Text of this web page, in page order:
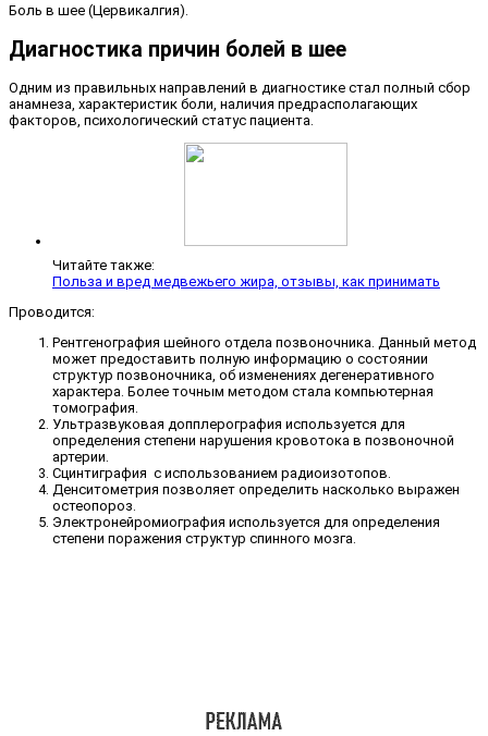
Боль в шее (Цервикалгия).
Диагностика причин болей в шее
Одним из правильных направлений в диагностике стал полный сбор
анамнеза, характеристик боли, наличия предрасполагающих
факторов, психологический статус пациента.
Читайте также:
Польза и вред медвежьего жира, отзывы, как принимать
Проводится:
Рентгенография шейного отдела позвоночника. Данный метод
может предоставить полную информацию о состоянии
структур позвоночника, об изменениях дегенеративного
характера. Более точным методом стала компьютерная
томография.
Ультразвуковая допплерография используется для
определения степени нарушения кровотока в позвоночной
артерии.
Сцинтиграфия с использованием радиоизотопов.
Денситометрия позволяет определить насколько выражен
остеопороз.
Электронейромиография используется для определения
степени поражения структур спинного мозга.